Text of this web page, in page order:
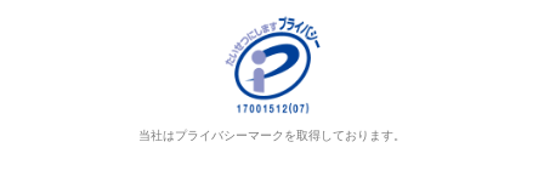
当社はプライバシーマークを取得しております。